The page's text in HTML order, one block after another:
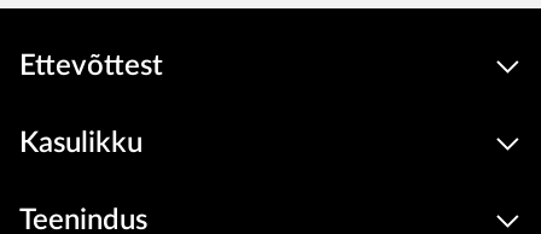
Ettevõttest
Kasulikku
Teenindus